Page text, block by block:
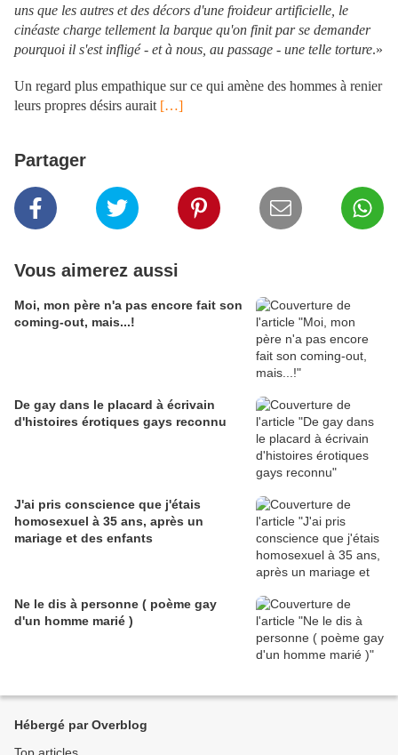
uns que les autres et des décors d'une froideur artificielle, le
cinéaste charge tellement la barque qu'on finit par se demander
pourquoi il s'est infligé - et à nous, au passage - une telle torture.»
Un regard plus empathique sur ce qui amène des hommes à renier
leurs propres désirs aurait […]
Partager
Vous aimerez aussi
Moi, mon père n'a pas encore fait son
coming-out, mais...!
De gay dans le placard à écrivain
d'histoires érotiques gays reconnu
J'ai pris conscience que j'étais
homosexuel à 35 ans, après un
mariage et des enfants
Ne le dis à personne ( poème gay
d'un homme marié )
Hébergé par Overblog